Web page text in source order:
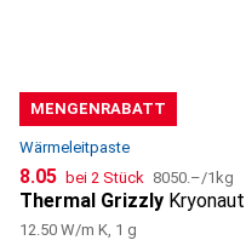
MENGENRABATT
Wärmeleitpaste
CHF
8.05 bei 2 Stück CHF
8050.–/1kg
Thermal Grizzly Kryonaut
12.50 W/m K, 1 g